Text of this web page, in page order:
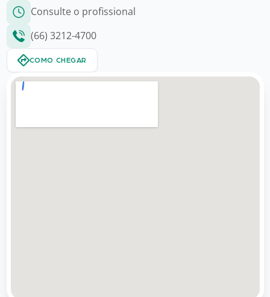
Consulte o profissional
(66) 3212-4700
COMO CHEGAR